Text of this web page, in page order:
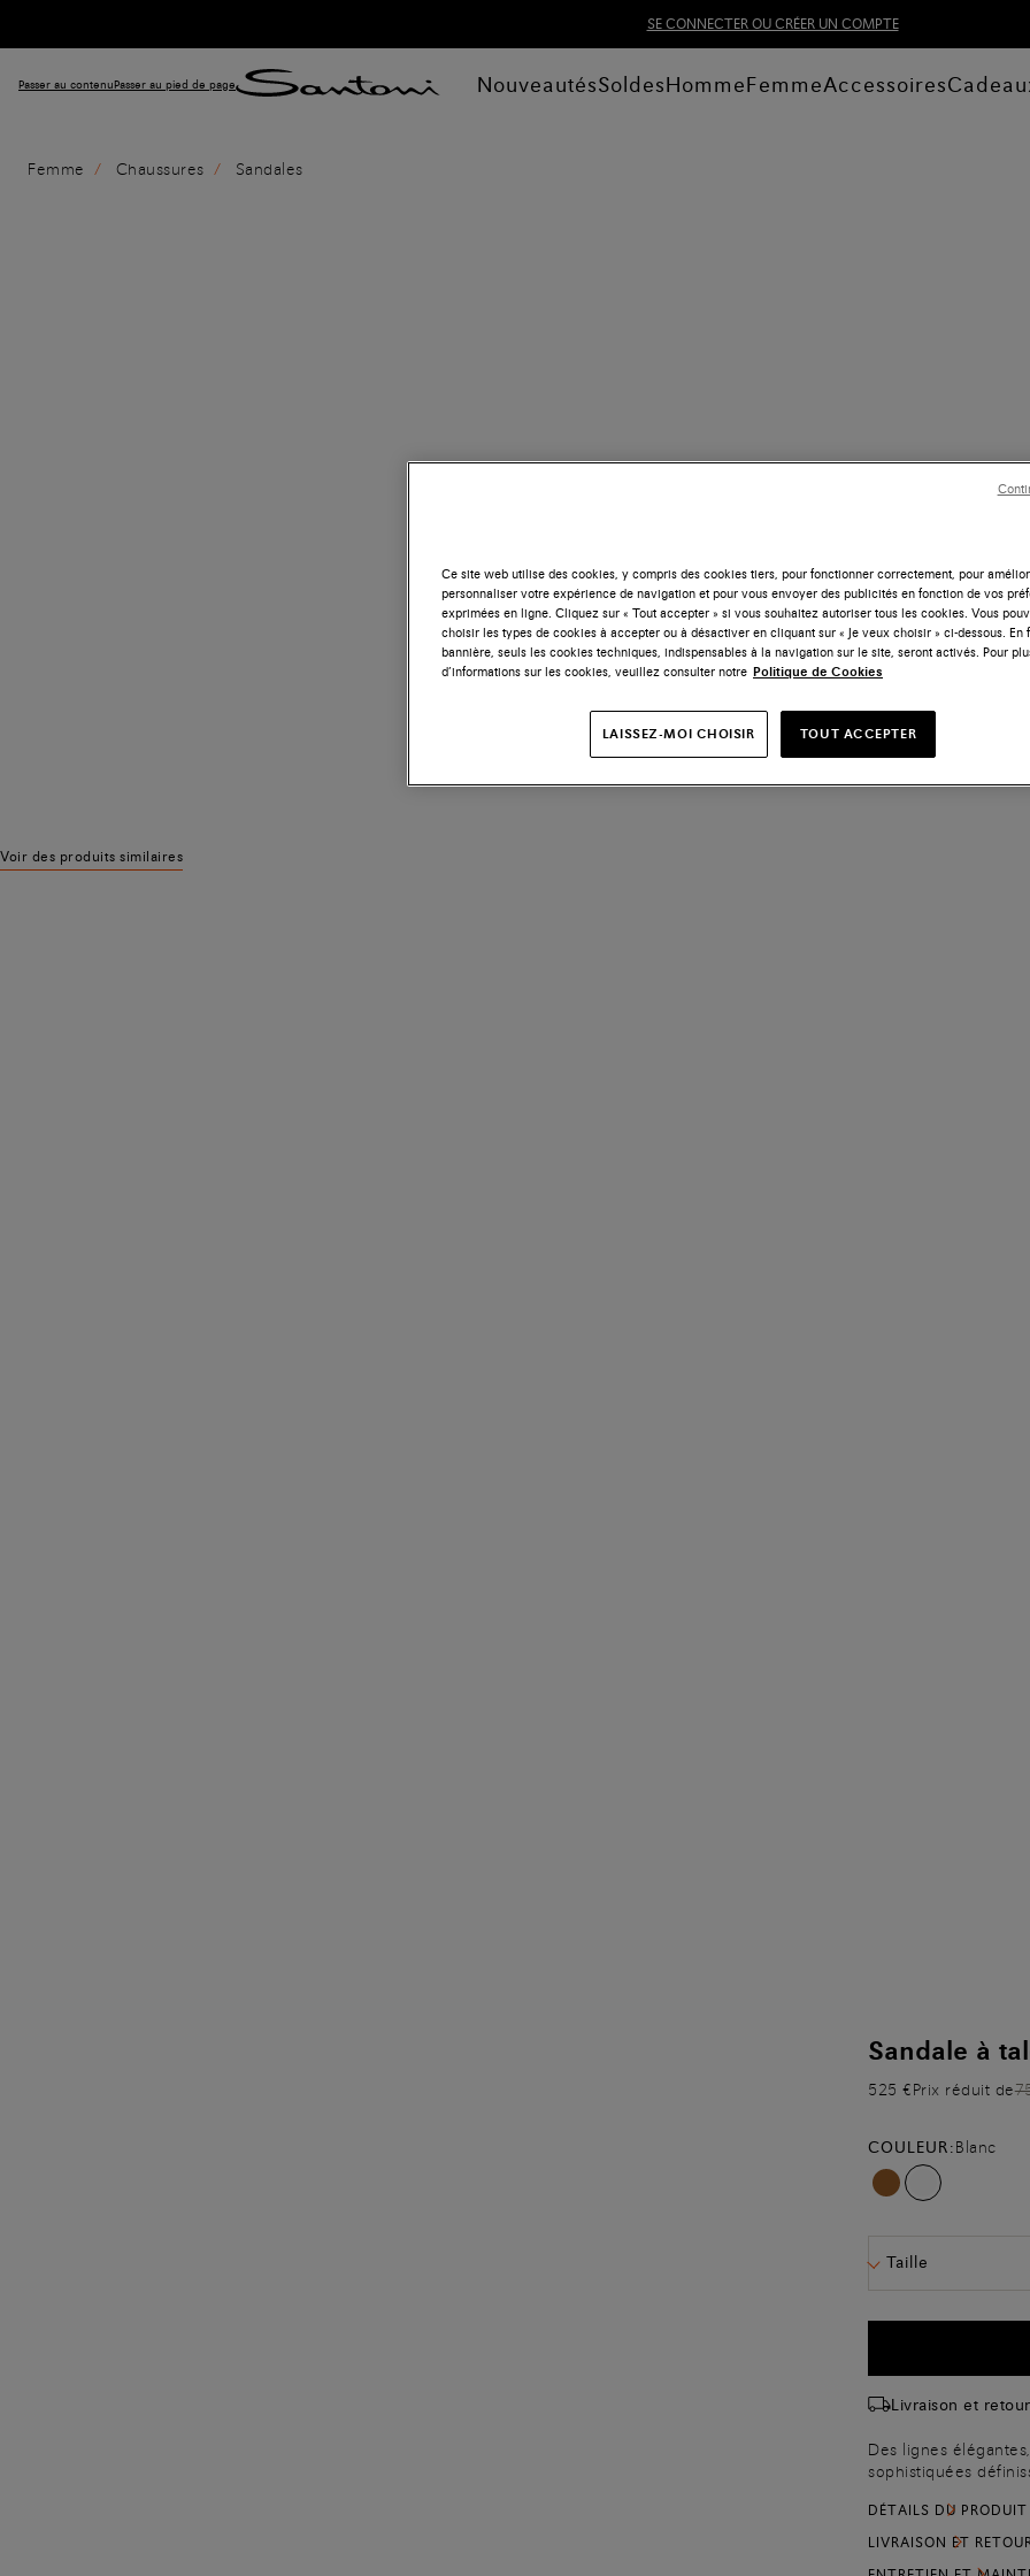
SE CONNECTER OU CRÉER UN COMPTE
Passer au contenuPasser au pied de page NouveautésSoldesHommeFemmeAccessoires
Femme Chaussures Sandales
Voir des produits similaires
Sandale à
525 €Prix réduit de
COULEUR:Blanc
Taille
Livraison et
Des lignes
sophistiquées
bride cheville
Elle est
DÉTAILS DU PRODUIT
LIVRAISON ET
Ce site web utilise des cookies, y compris des cookies tiers, pour fonctionner correctement, pour
personnaliser votre expérience de navigation et pour vous envoyer des publicités en fonction de vos
exprimées en ligne. Cliquez sur « Tout accepter » si vous souhaitez autoriser tous les cookies. Vous
choisir les types de cookies à accepter ou à désactiver en cliquant sur « Je veux choisir » ci-dessous. En
bannière, seuls les cookies techniques, indispensables à la navigation sur le site, seront activés. Pour
d’informations sur les cookies, veuillez consulter notre Politique de Cookies
LAISSEZ-MOI CHOISIR TOUT ACCEPTER